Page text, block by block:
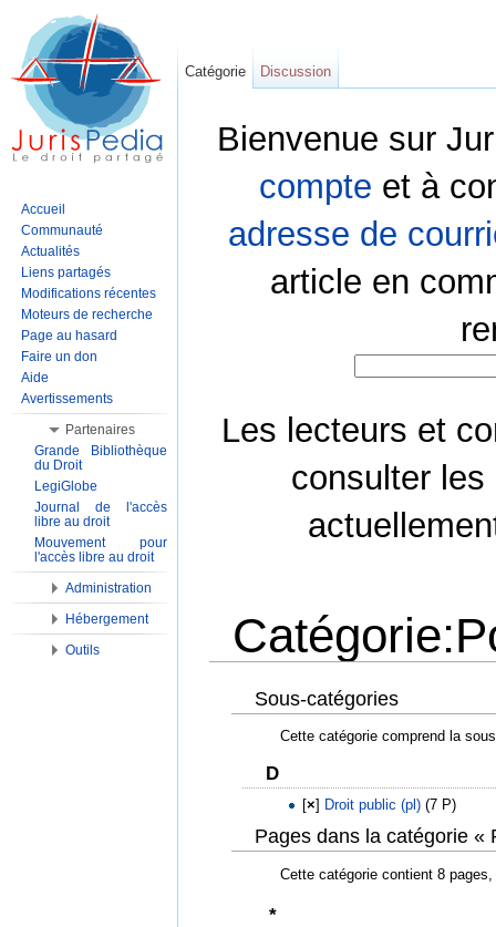
Bienvenue sur
compte et à
adresse de
article en
Les lecteurs et
consulter les
Sous-catégories
Cette catégorie comprend la
D
[×] Droit public (pl) ‎(7 P)
Pages dans la catégorie «
Cette catégorie contient 8
*
Catégorie Discussion
Accueil
Communauté
Actualités
Liens partagés
Modifications récentes
Moteurs de recherche
Page au hasard
Faire un don
Aide
Avertissements
Partenaires
Grande Bibliothèque
du Droit
LegiGlobe
Journal de l'accès
libre au droit
Mouvement pour
l'accès libre au droit
Administration
Hébergement
Outils